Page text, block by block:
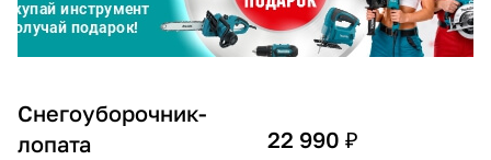
Снегоуборочник-
лопата
22 990 ₽
без переплат
График платежей